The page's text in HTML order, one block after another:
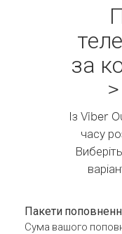
за
Із Viber
часу
Пакети
Сума вашого